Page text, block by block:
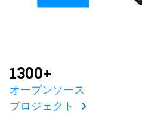
1300+
オープンソース
プロジェクト